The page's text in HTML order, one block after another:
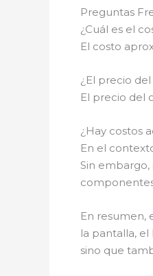
Preguntas
¿Cuál es el
El costo
¿El precio
El precio del
¿Hay costos
En el
Sin
En resumen,
la pantalla,
sino que